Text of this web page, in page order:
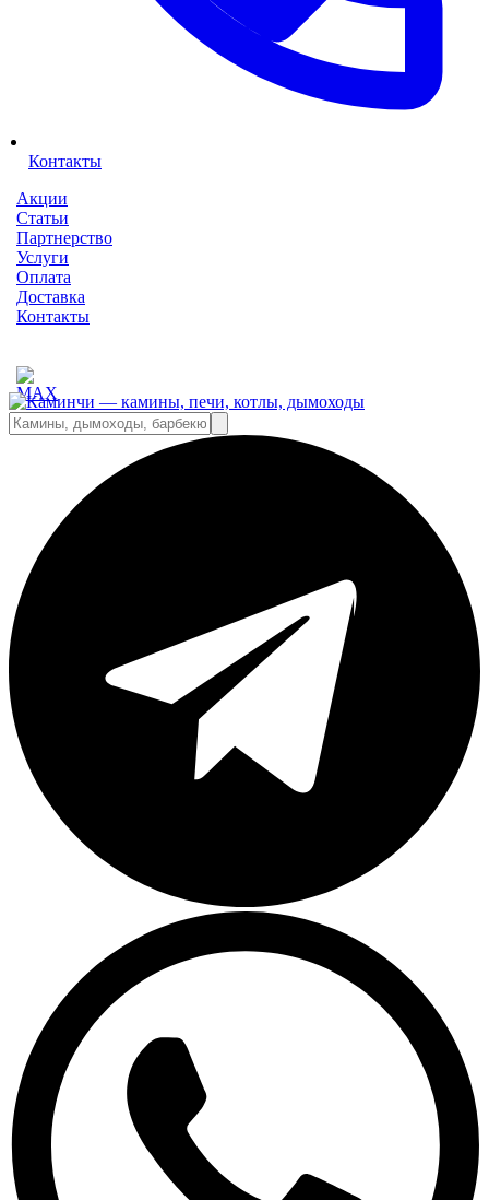
Контакты
Акции
Статьи
Партнерство
Услуги
Оплата
Доставка
Контакты